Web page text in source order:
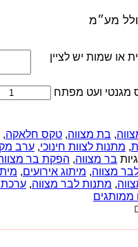
מע״מ
או שמות יש לציין
מגנטי ועט מפתח
, בת מצווה, טקס חלאקה,
, מתנות לצוות חינוכי, ערב
בר מצווה, הפקת בר
מצווה, מיתוג אירועים,
, מתנות לבר מצווה,
ממותגים